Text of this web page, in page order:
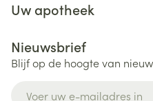
Uw apotheek
Nieuwsbrief
Blijf op de hoogte van